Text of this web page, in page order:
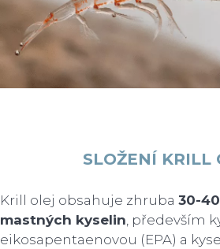
SLOŽENÍ KRILL
Krill olej obsahuje zhruba 30-
mastných kyselin, především
eikosapentaenovou (EPA) a